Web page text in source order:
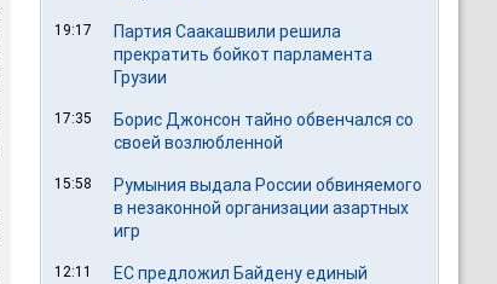
19:17
Партия Саакашвили решила
прекратить бойкот парламента
Грузии
17:35
Борис Джонсон тайно обвенчался со
своей возлюбленной
15:58
Румыния выдала России обвиняемого
в незаконной организации азартных
игр
12:11
ЕС предложил Байдену единый